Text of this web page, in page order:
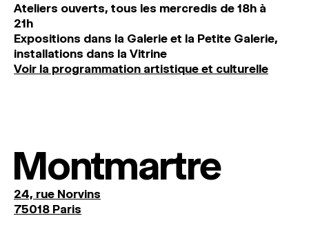
Ateliers ouverts, tous les mercredis de 18h à
21h
Expositions dans la Galerie et la Petite Galerie,
installations dans la Vitrine
Voir la programmation artistique et culturelle
Montmartre
24, rue Norvins
75018 Paris